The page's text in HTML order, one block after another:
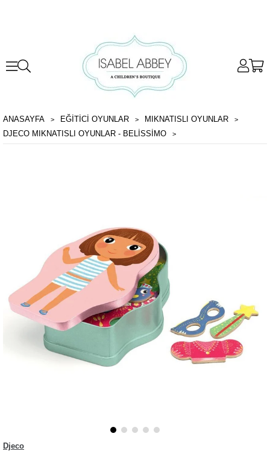
ANASAYFA EĞİTİCİ OYUNLAR
MIKNATISLI OYUNLAR
DJECO MIKNATISLI OYUNLAR - BELISSIMO
Djeco